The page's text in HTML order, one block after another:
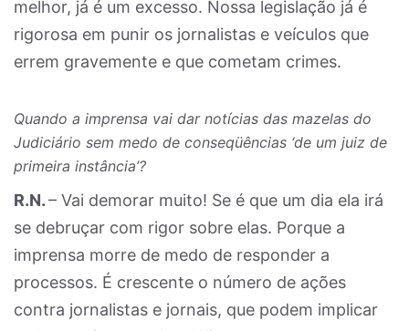
melhor, já é um excesso. Nossa legislação já é
rigorosa em punir os jornalistas e veículos que
errem gravemente e que cometam crimes.
Quando a imprensa vai dar notícias das mazelas do
Judiciário sem medo de conseqüências ‘de um juiz de
primeira instância’?
R.N.– Vai demorar muito! Se é que um dia ela irá
se debruçar com rigor sobre elas. Porque a
imprensa morre de medo de responder a
processos. É crescente o número de ações
contra jornalistas e jornais, que podem implicar